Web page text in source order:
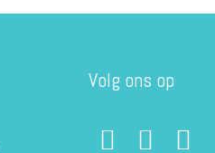
Volg ons op